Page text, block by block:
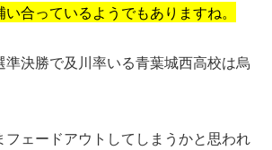
合っているようでもありますね。
準決勝で及川率いる青葉城西高校は烏
フェードアウトしてしまうかと思われ